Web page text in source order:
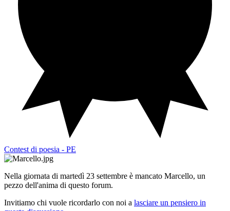
Contest di poesia - PE
Nella giornata di martedì 23 settembre è mancato Marcello, un
pezzo dell'anima di questo forum.
Invitiamo chi vuole ricordarlo con noi a lasciare un pensiero in